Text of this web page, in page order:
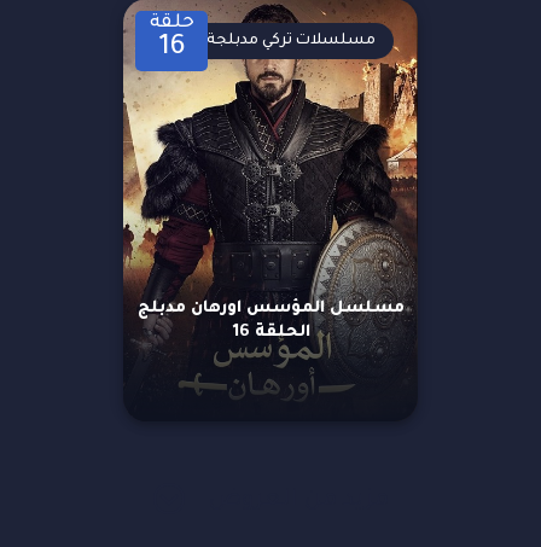
حلقة
16
مسلسل المؤسس اورهان مدبلج
الحلقة 16
مسلسلات تركي مدبلجة